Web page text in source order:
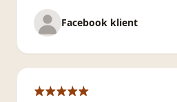
Facebook klient